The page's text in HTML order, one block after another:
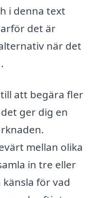
i denna text
det är
när det
att begära fler
ger dig en
mellan olika
in tre eller
för vad